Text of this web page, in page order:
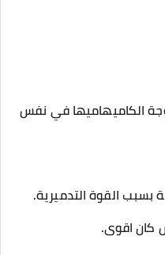
الكاميهاميها في نفس
بسبب القوة التدميرية.
كان اقوى.